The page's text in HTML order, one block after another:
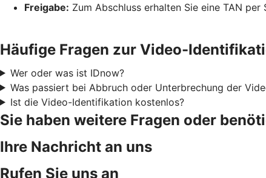
Freigabe: Zum Abschluss erhalten Sie eine TAN
Häufige Fragen zur Video-
Wer oder was ist IDnow?
Was passiert bei Abbruch oder Unterbrechung der
Ist die Video-Identifikation kostenlos?
Sie haben weitere Fragen oder
Ihre Nachricht an uns
Rufen Sie uns an